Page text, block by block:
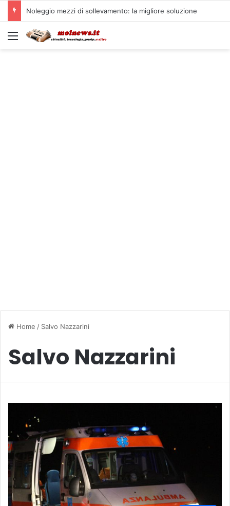
Noleggio mezzi di sollevamento: la migliore soluzione
Menu
Home / Salvo Nazzarini
Salvo Nazzarini